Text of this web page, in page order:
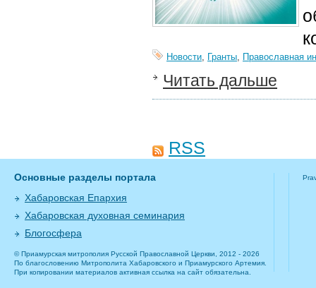
Новости, Гранты, Православная
Читать дальше
RSS
Основные разделы портала
Хабаровская Епархия
Хабаровская духовная семинария
Блогосфера
© Приамурская митрополия Русской Православной Церкви, 2012 - 2026
По благословению Митрополита Хабаровского и Приамурского Артемия.
При копировании материалов активная ссылка на сайт обязательна.